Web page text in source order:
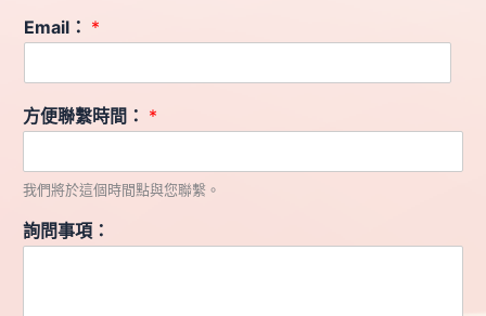
Email： *
方便聯繫時間： *
我們將於這個時間點與您聯繫。
詢問事項：